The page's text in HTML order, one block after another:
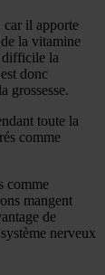
car il apporte
la vitamine
difficile la
donc
grossesse.
toute la
comme
comme
mangent
de
nerveux